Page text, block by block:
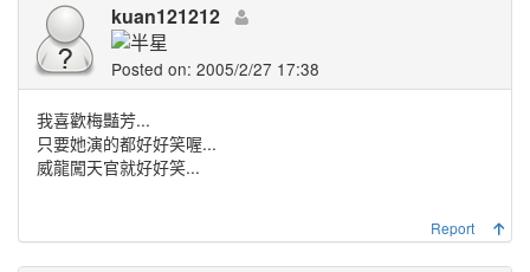
kuan121212
Posted on: 2005/2/27 17:38
我喜歡梅豔芳...
只要她演的都好好笑喔...
威龍闖天官就好好笑...
Report